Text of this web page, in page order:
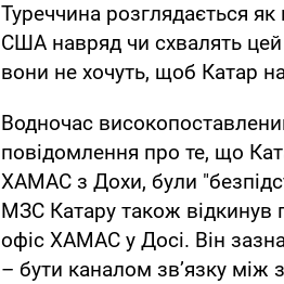
Туреччина розглядається
США навряд чи схвалять
вони не хочуть, щоб Катар
Водночас
повідомлення про те, що
ХАМАС з Дохи, були
МЗС Катару також відкинув
офіс ХАМАС у Досі. Він
– бути каналом зв’язку між